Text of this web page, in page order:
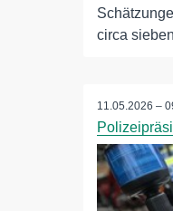
circa
11.05.2026 –